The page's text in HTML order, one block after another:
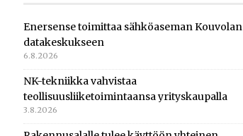
Enersense toimittaa sähköaseman Kouvolan
datakeskukseen
6.8.2026
NK-tekniikka vahvistaa
teollisuusliiketoimintaansa yrityskaupalla
3.8.2026